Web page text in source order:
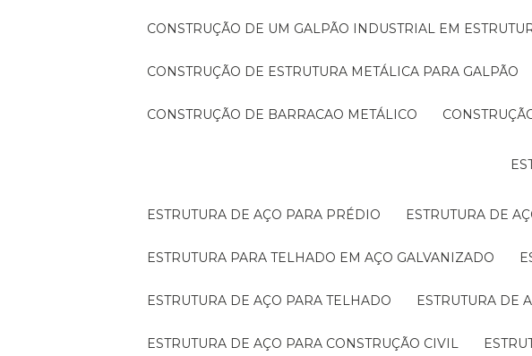
CONSTRUÇÃO DE UM GALPÃO INDUSTRIAL EM
CONSTRUÇÃO DE ESTRUTURA METÁLICA PARA GALPÃO
CONSTRUÇÃO DE BARRACAO METÁLICO
ESTRUTURA DE AÇO PARA PRÉDIO ESTRUTURA DE
ESTRUTURA PARA TELHADO EM AÇO GALVANIZADO
ESTRUTURA DE AÇO PARA TELHADO ESTRUTURA DE
ESTRUTURA DE AÇO PARA CONSTRUÇÃO CIVIL